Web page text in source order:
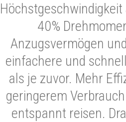
40%
Anzugsvermögen
einfachere und
als je zuvor. Mehr
geringerem
entspannt reisen.